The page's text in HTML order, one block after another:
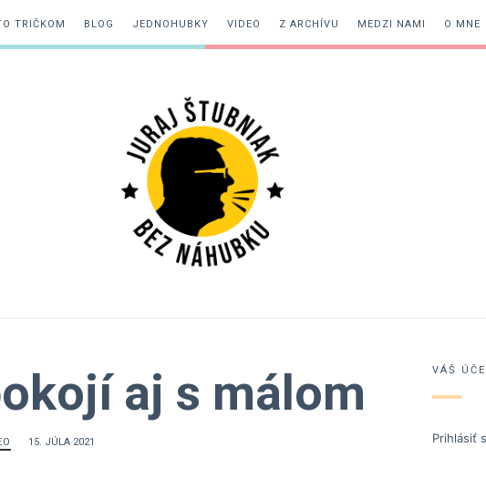
TRIČKOM BLOG JEDNOHUBKY VIDEO Z ARCHÍVU MEDZI NAMI O MNE
Juraj
Štubniak
aj s málom
15. JÚLA 2021
VÁŠ
Prihlásiť